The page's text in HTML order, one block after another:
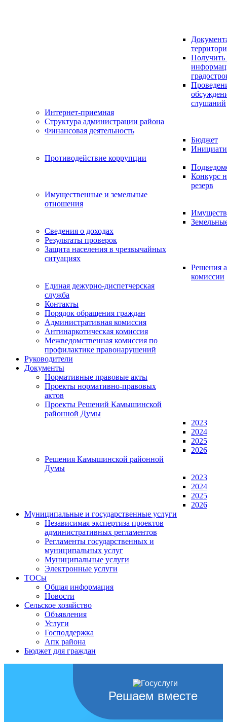
Получить
слушаний
Интернет-приемная
Структура администрации района
Финансовая деятельность
Бюджет
Противодействие коррупции
Конкурс
резерв
Имущественные и земельные
отношения
Сведения о доходах
Результаты проверок
Защита населения в чрезвычайных
ситуациях
Решения
комиссии
Единая дежурно-диспетчерская
служба
Контакты
Порядок обращения граждан
Административная комиссия
Антинаркотическая комиссия
Межведомственная комиссия по
профилактике правонарушений
Руководители
Документы
Нормативные правовые акты
Проекты нормативно-правовых
актов
Проекты Решений Камышинской
районной Думы
2023
2024
2025
2026
Решения Камышинской районной
Думы
2023
2024
2025
2026
Муниципальные и государственные услуги
Независимая экспертиза проектов
административных регламентов
Регламенты государственных и
муниципальных услуг
Муниципальные услуги
Электронные услуги
ТОСы
Общая информация
Новости
Сельское хозяйство
Объявления
Услуги
Господдержка
Апк района
Бюджет для граждан
Решаем вместе